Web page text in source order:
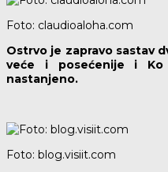
Foto: claudioaloha.com
Ostrvo je zapravo sastav
veće i posećenije i
nastanjeno.
Foto: blog.visiit.com